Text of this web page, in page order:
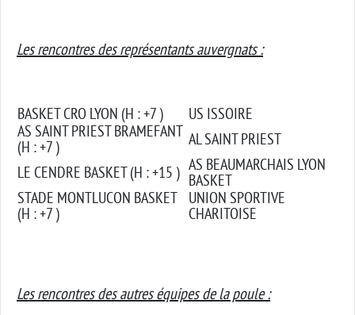
Les rencontres des représentants auvergnats :
BASKET CRO LYON (H : +7 )
US ISSOIRE
AS SAINT PRIEST BRAMEFANT
(H : +7 )
AL SAINT PRIEST
LE CENDRE BASKET (H : +15 ) AS BEAUMARCHAIS LYON
BASKET
STADE MONTLUCON BASKET
(H : +7 )
UNION SPORTIVE
CHARITOISE
Les rencontres des autres équipes de la poule :